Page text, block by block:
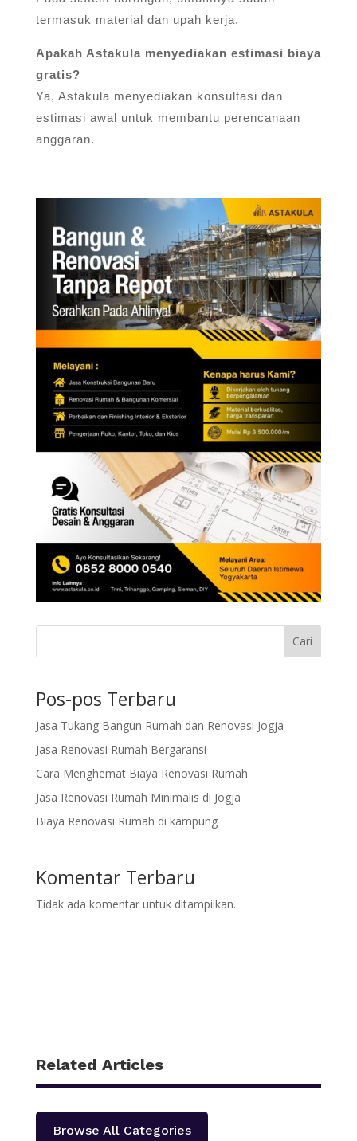
termasuk material dan upah kerja.
Apakah Astakula menyediakan estimasi biaya
gratis?
Ya, Astakula menyediakan konsultasi dan
estimasi awal untuk membantu perencanaan
anggaran.
Cari
Pos-pos Terbaru
Jasa Tukang Bangun Rumah dan Renovasi Jogja
Jasa Renovasi Rumah Bergaransi
Cara Menghemat Biaya Renovasi Rumah
Jasa Renovasi Rumah Minimalis di Jogja
Biaya Renovasi Rumah di kampung
Komentar Terbaru
Tidak ada komentar untuk ditampilkan.
Related Articles
Browse All Categories